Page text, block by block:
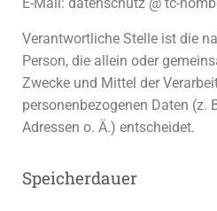
Verantwortliche Stelle ist die
Person, die allein oder
Zwecke und Mittel der
personenbezogenen Daten (z.
Adressen o. Ä.) entscheidet.
Speicherdauer